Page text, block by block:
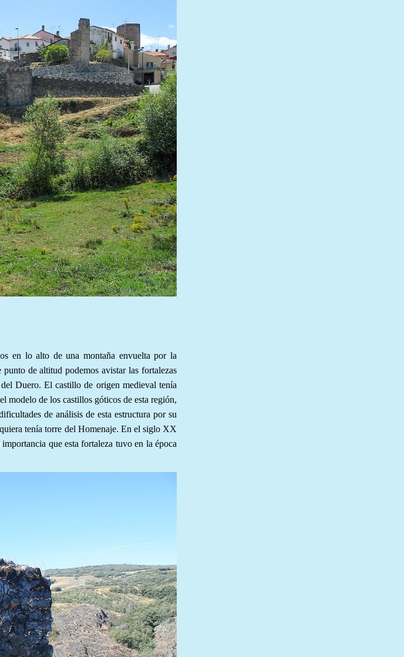
en lo alto de una montaña envuelta por la
de altitud podemos avistar las fortalezas
Duero. El castillo de origen medieval tenía
modelo de los castillos góticos de esta región,
de análisis de esta estructura por su
tenía torre del Homenaje. En el siglo XX
que esta fortaleza tuvo en la época